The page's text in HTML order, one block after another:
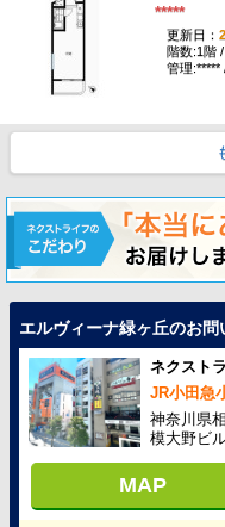
*****
更新日：
階数:1階
管理:*****
エルヴィーナ緑ヶ丘のお問
ネクスト
JR小田急
神奈川県
模大野ビ
MAP